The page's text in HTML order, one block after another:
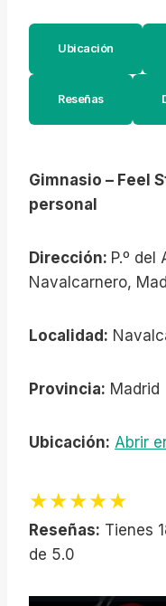
Ubicación
Reseñas
Gimnasio – Feel
personal
Dirección: P.º del
Navalcarnero,
Localidad:
Provincia: Madrid
Ubicación: Abrir
★★★★★
Reseñas: Tienes
de 5.0